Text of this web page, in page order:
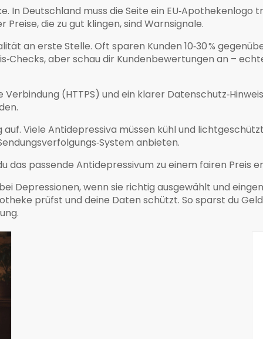
In Deutschland muss die Seite ein EU‑Apothekenlogo
die zu gut klingen, sind Warnsignale.
an erste Stelle. Oft sparen Kunden 10‑30 %
aber schau dir Kundenbewertungen an –
(HTTPS) und ein klarer
Viele Antidepressiva müssen kühl und
anbieten.
das passende Antidepressivum zu einem fairen Preis
Depressionen, wenn sie richtig ausgewählt und
prüfst und deine Daten schützt. So sparst du